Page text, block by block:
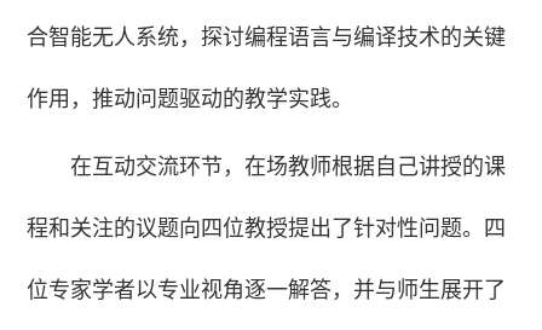
合智能无人系统，探讨编程语言与编译技术的关键
作用，推动问题驱动的教学实践。
在互动交流环节，在场教师根据自己讲授的课
程和关注的议题向四位教授提出了针对性问题。四
位专家学者以专业视角逐一解答，并与师生展开了